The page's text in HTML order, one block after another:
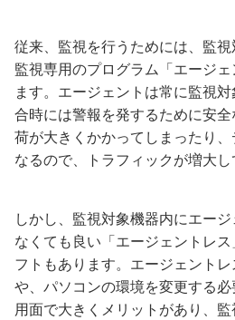
従来、監視を行うためには、監
監視専用のプログラム「エージ
ます。エージェントは常に監視
合時には警報を発するために安
荷が大きくかかってしまったり、
なるので、トラフィックが増大し
しかし、監視対象機器内にエー
なくても良い「エージェントレ
フトもあります。エージェント
や、パソコンの環境を変更する
用面で大きくメリットがあり、